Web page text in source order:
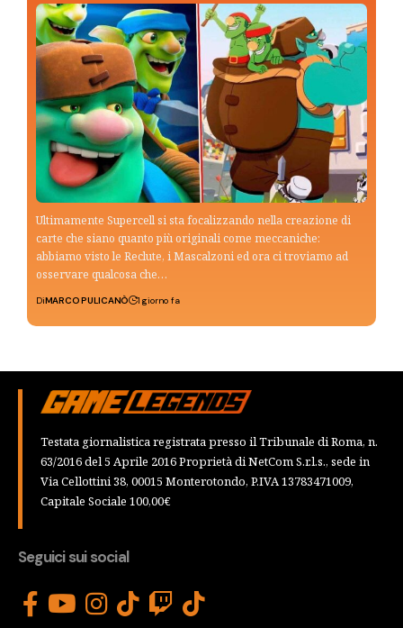
Ultimamente Supercell si sta focalizzando nella creazione di
carte che siano quanto più originali come meccaniche:
abbiamo visto le Reclute, i Mascalzoni ed ora ci troviamo ad
osservare qualcosa che…
DiMARCO PULICANÒ 1 giorno fa
Testata giornalistica registrata presso il Tribunale di Roma, n.
63/2016 del 5 Aprile 2016 Proprietà di NetCom S.r.l.s., sede in
Via Cellottini 38, 00015 Monterotondo, P.IVA 13783471009,
Capitale Sociale 100,00€
Seguici sui social